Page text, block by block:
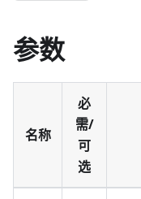
参数
名称
必
需/
可
选